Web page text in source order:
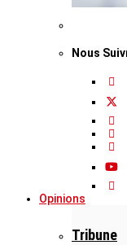
Nous
Opinions
Tribune